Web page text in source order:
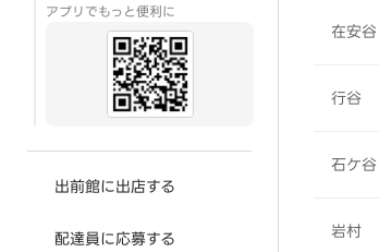
アプリでもっと便利に
出前館に出店する
配達員に応募する
在安谷
行谷
石ケ谷
岩村